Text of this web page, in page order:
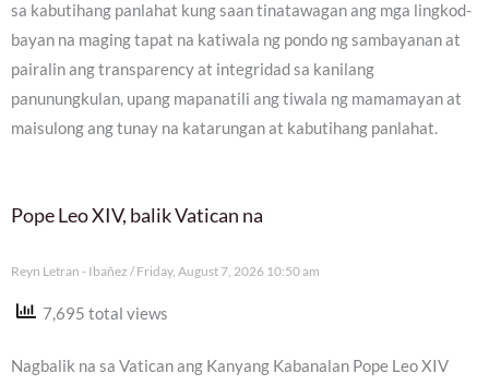
sa kabutihang panlahat kung saan tinatawagan ang mga lingkod-
bayan na maging tapat na katiwala ng pondo ng sambayanan at
pairalin ang transparency at integridad sa kanilang
panunungkulan, upang mapanatili ang tiwala ng mamamayan at
maisulong ang tunay na katarungan at kabutihang panlahat.
Pope Leo XIV, balik Vatican na
Reyn Letran - Ibañez Friday, August 7, 2026 10:50 am
7,695 total views
Nagbalik na sa Vatican ang Kanyang Kabanalan Pope Leo XIV